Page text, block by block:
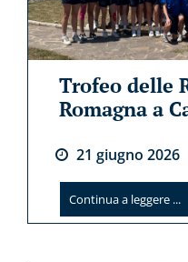
Trofeo delle
Romagna a
21 giugno 2026
Continua a leggere ...